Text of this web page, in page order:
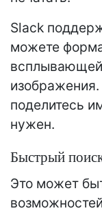
Slack
можете
всплывающей
изображения.
поделитесь
нужен.
Быстрый
Это может